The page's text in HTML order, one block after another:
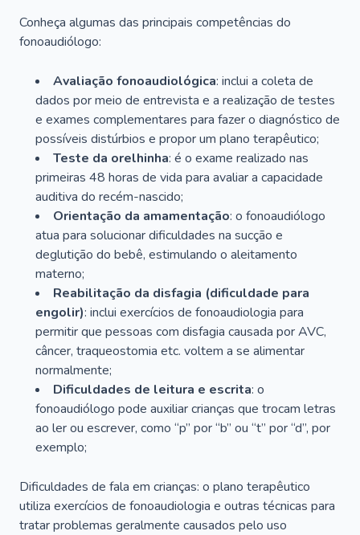
Conheça algumas das principais competências do
fonoaudiólogo:
Avaliação fonoaudiológica: inclui a coleta de
dados por meio de entrevista e a realização de testes
e exames complementares para fazer o diagnóstico de
possíveis distúrbios e propor um plano terapêutico;
Teste da orelhinha: é o exame realizado nas
primeiras 48 horas de vida para avaliar a capacidade
auditiva do recém-nascido;
Orientação da amamentação: o fonoaudiólogo
atua para solucionar dificuldades na sucção e
deglutição do bebê, estimulando o aleitamento
materno;
Reabilitação da disfagia (dificuldade para
engolir): inclui exercícios de fonoaudiologia para
permitir que pessoas com disfagia causada por AVC,
câncer, traqueostomia etc. voltem a se alimentar
normalmente;
Dificuldades de leitura e escrita: o
fonoaudiólogo pode auxiliar crianças que trocam letras
ao ler ou escrever, como “p” por “b” ou “t” por “d”, por
exemplo;
Dificuldades de fala em crianças: o plano terapêutico
utiliza exercícios de fonoaudiologia e outras técnicas para
tratar problemas geralmente causados pelo uso